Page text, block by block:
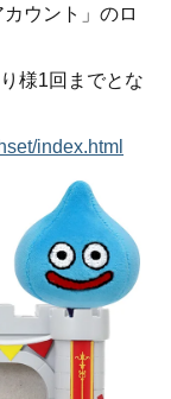
ウント」のロ
様1回までとな
index.html